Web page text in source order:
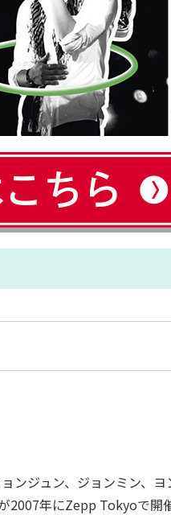
ンジュン、ジョンミン、
2007年にZepp Tokyoで開